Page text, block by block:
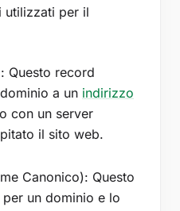
utilizzati per il
Questo record
a un indirizzo
con un server
il sito web.
Canonico): Questo
un dominio e lo